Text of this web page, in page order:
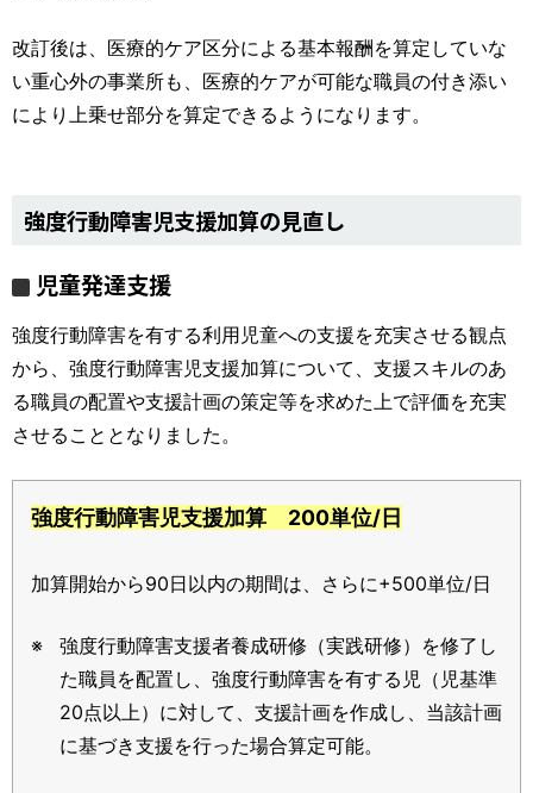
改訂後は、医療的ケア区分による基本報酬を算定していな
い重心外の事業所も、医療的ケアが可能な職員の付き添い
により上乗せ部分を算定できるようになります。
強度行動障害児支援加算の見直し
児童発達支援
強度行動障害を有する利用児童への支援を充実させる観点
から、強度行動障害児支援加算について、支援スキルのあ
る職員の配置や支援計画の策定等を求めた上で評価を充実
させることとなりました。
強度行動障害児支援加算 200単位/日
加算開始から90日以内の期間は、さらに+500単位/日
強度行動障害支援者養成研修（実践研修）を修了し
た職員を配置し、強度行動障害を有する児（児基準
20点以上）に対して、支援計画を作成し、当該計画
に基づき支援を行った場合算定可能。